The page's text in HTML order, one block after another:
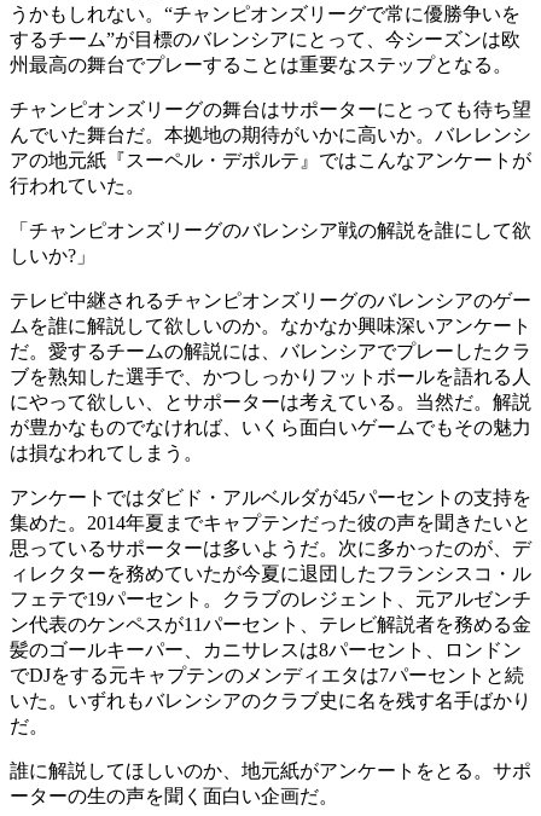
うかもしれない。“チャンピオンズリーグで常に優勝争いを
するチーム”が目標のバレンシアにとって、今シーズンは欧
州最高の舞台でプレーすることは重要なステップとなる。
チャンピオンズリーグの舞台はサポーターにとっても待ち望
んでいた舞台だ。本拠地の期待がいかに高いか。バレレンシ
アの地元紙『スーペル・デポルテ』ではこんなアンケートが
行われていた。
「チャンピオンズリーグのバレンシア戦の解説を誰にして欲
しいか?」
テレビ中継されるチャンピオンズリーグのバレンシアのゲー
ムを誰に解説して欲しいのか。なかなか興味深いアンケート
だ。愛するチームの解説には、バレンシアでプレーしたクラ
ブを熟知した選手で、かつしっかりフットボールを語れる人
にやって欲しい、とサポーターは考えている。当然だ。解説
が豊かなものでなければ、いくら面白いゲームでもその魅力
は損なわれてしまう。
アンケートではダビド・アルベルダが45パーセントの支持を
集めた。2014年夏までキャプテンだった彼の声を聞きたいと
思っているサポーターは多いようだ。次に多かったのが、デ
ィレクターを務めていたが今夏に退団したフランシスコ・ル
フェテで19パーセント。クラブのレジェント、元アルゼンチ
ン代表のケンペスが11パーセント、テレビ解説者を務める金
髪のゴールキーパー、カニサレスは8パーセント、ロンドン
でDJをする元キャプテンのメンディエタは7パーセントと続
いた。いずれもバレンシアのクラブ史に名を残す名手ばかり
だ。
誰に解説してほしいのか、地元紙がアンケートをとる。サポ
ーターの生の声を聞く面白い企画だ。